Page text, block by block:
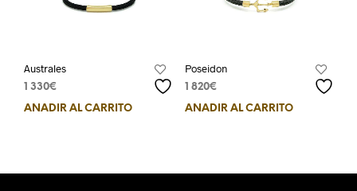
Australes
1 330€
AÑADIR AL CARRITO
Poseidon
1 820€
AÑADIR AL CARRITO